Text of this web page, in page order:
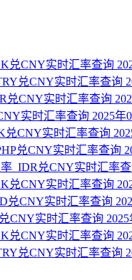
兑CNY实时汇率查询
兑CNY实时汇率查询
CNY实时汇率查询
实时汇率查询 2025年
CNY实时汇率查询
兑CNY实时汇率查询
_IDR兑CNY实时汇率查
CNY实时汇率查询
CNY实时汇率查询
CNY实时汇率查询 2025
兑CNY实时汇率查询
兑CNY实时汇率查询